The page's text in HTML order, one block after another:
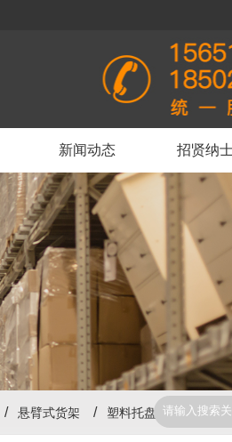
新闻动态 招贤纳
悬臂式货架 塑料托盘